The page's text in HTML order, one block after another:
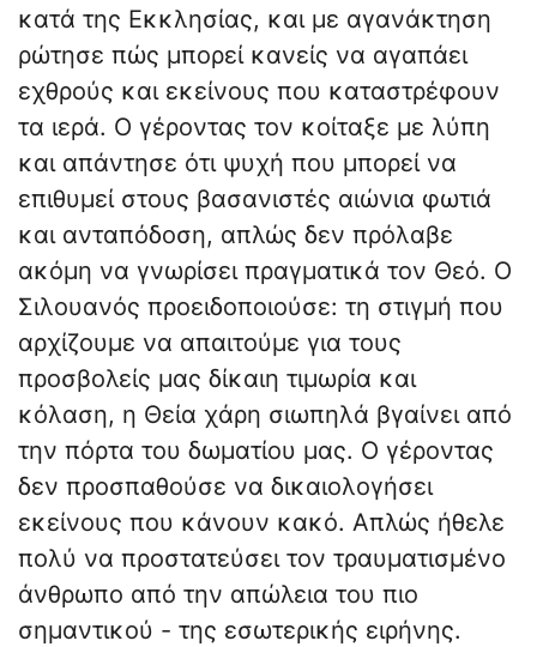
κατά της Εκκλησίας, και με αγανάκτηση
ρώτησε πώς μπορεί κανείς να αγαπάει
εχθρούς και εκείνους που καταστρέφουν
τα ιερά. Ο γέροντας τον κοίταξε με λύπη
και απάντησε ότι ψυχή που μπορεί να
επιθυμεί στους βασανιστές αιώνια φωτιά
και ανταπόδοση, απλώς δεν πρόλαβε
ακόμη να γνωρίσει πραγματικά τον Θεό. Ο
Σιλουανός προειδοποιούσε: τη στιγμή που
αρχίζουμε να απαιτούμε για τους
προσβολείς μας δίκαιη τιμωρία και
κόλαση, η Θεία χάρη σιωπηλά βγαίνει από
την πόρτα του δωματίου μας. Ο γέροντας
δεν προσπαθούσε να δικαιολογήσει
εκείνους που κάνουν κακό. Απλώς ήθελε
πολύ να προστατεύσει τον τραυματισμένο
άνθρωπο από την απώλεια του πιο
σημαντικού - της εσωτερικής ειρήνης.